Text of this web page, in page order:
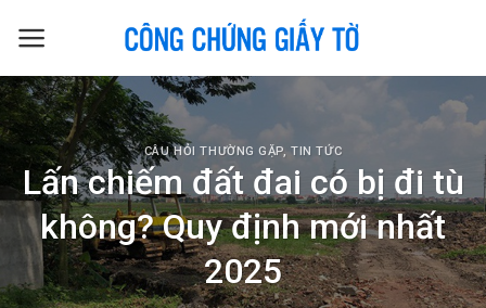
CÂU HỎI THƯỜNG GẶP,TIN TỨC
Lấn chiếm đất đai có bị đi tù
không? Quy định mới nhất
2025